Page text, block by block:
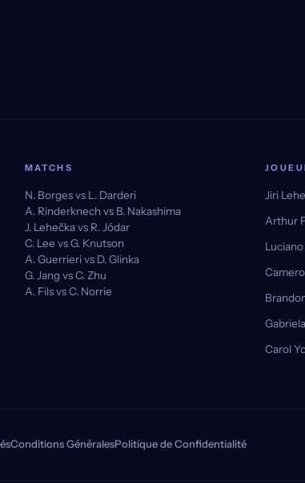
MATCHS
N. Borges vs L. Darderi
A. Rinderknech vs B. Nakashima
J. Lehečka vs R. Jódar
C. Lee vs G. Knutson
A. Guerrieri vs D. Glinka
G. Jang vs C. Zhu
A. Fils vs C. Norrie
Jiri
Arthur
Carol
Conditions GénéralesPolitique de Confidentialité